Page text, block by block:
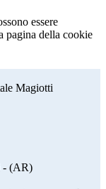
essere
pagina della cookie
Magiotti
- (AR)